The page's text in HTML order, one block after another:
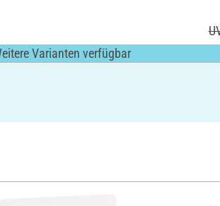
Varianten verfügbar